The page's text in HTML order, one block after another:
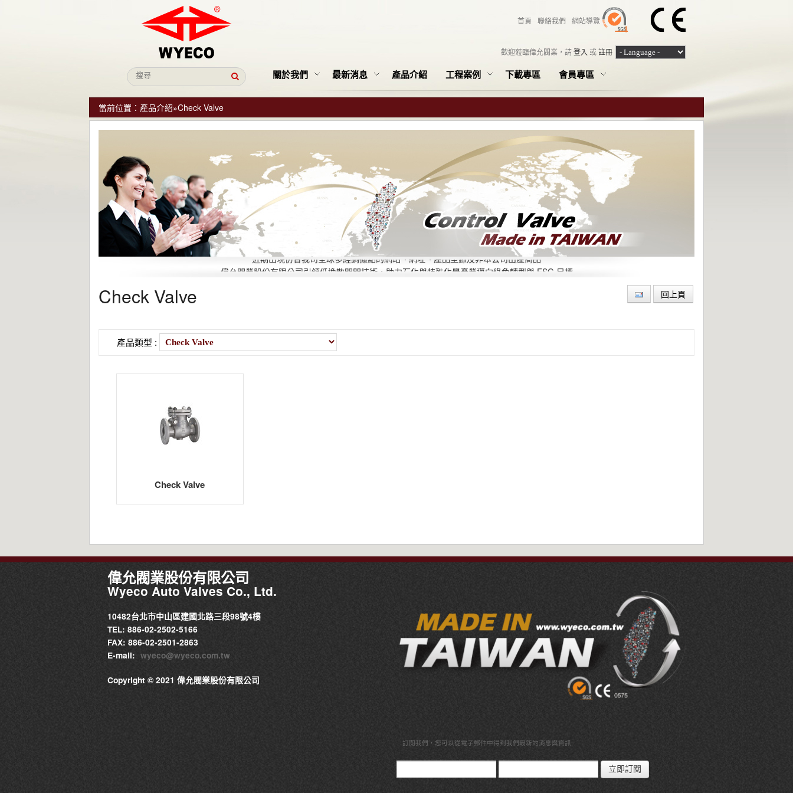
首頁 聯絡我們 網站導覽
歡迎蒞臨偉允閥業， 請登入 或註冊
關於我們 最新消息 產品介紹 工程案例 下載專區 會員專區
當前位置： 產品介紹»Check Valve
本公司名義遭冒用之聲明
近期出現仿冒我司全球多經銷據點的網站、網址、產品型錄及非本公司出產商品
偉允閥業股份有限公司引領低逸散閥門技術，助力石化與特殊化學產業邁向綠色轉型與 ESG 目標
回上頁
Check Valve
產品類型 :
Check Valve
偉允閥業股份有限公司
Wyeco Auto Valves Co., Ltd.
10482台北市中山區建國北路三段98號4樓
TEL: 886-02-2502-5166
FAX: 886-02-2501-2863
E-mail: wyeco@wyeco.com.tw
Copyright © 2021 偉允閥業股份有限公司
訂閱我們， 您可以從電子郵件中得到我們最新的消息與資訊
立即訂閱